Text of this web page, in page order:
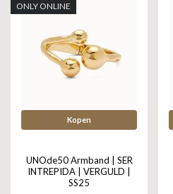
ONLY ONLINE
Kopen
UNOde50 Armband | SER
INTREPIDA | VERGULD |
SS25